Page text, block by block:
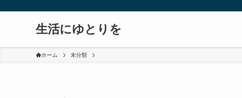
生活にゆとりを
ホーム 未分類